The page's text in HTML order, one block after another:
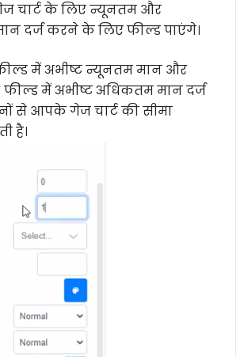
चार्ट के लिए न्यूनतम और
दर्ज करने के लिए फील्ड पाएंगे।
में अभीष्ट न्यूनतम मान और
में अभीष्ट अधिकतम मान दर्ज
से आपके गेज चार्ट की सीमा
है।